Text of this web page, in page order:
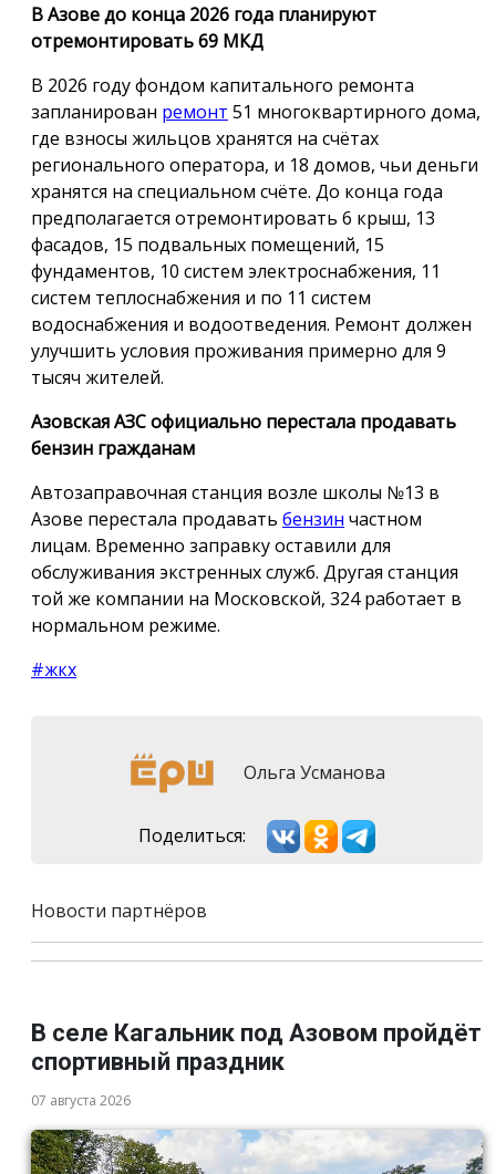
В Азове до конца 2026 года планируют
отремонтировать 69 МКД
В 2026 году фондом капитального ремонта
запланирован ремонт 51 многоквартирного дома,
где взносы жильцов хранятся на счётах
регионального оператора, и 18 домов, чьи деньги
хранятся на специальном счёте. До конца года
предполагается отремонтировать 6 крыш, 13
фасадов, 15 подвальных помещений, 15
фундаментов, 10 систем электроснабжения, 11
систем теплоснабжения и по 11 систем
водоснабжения и водоотведения. Ремонт должен
улучшить условия проживания примерно для 9
тысяч жителей.
Азовская АЗС официально перестала продавать
бензин гражданам
Автозаправочная станция возле школы №13 в
Азове перестала продавать бензин частном
лицам. Временно заправку оставили для
обслуживания экстренных служб. Другая станция
той же компании на Московской, 324 работает в
нормальном режиме.
#жкх
Ольга Усманова
Поделиться:
Новости партнёров
В селе Кагальник под Азовом пройдёт
спортивный праздник
07 августа 2026